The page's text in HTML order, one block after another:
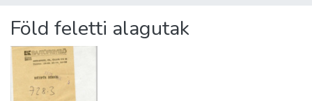
Statistics
About us
Föld feletti alagutak